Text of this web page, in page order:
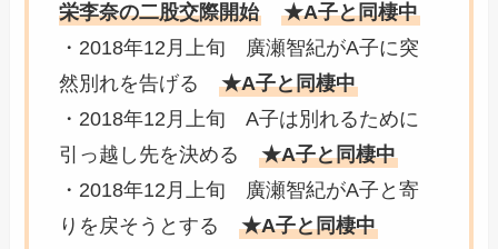
栄李奈の二股交際開始
★A子と同棲中
・2018年12月上旬 廣瀬智紀がA子に突
然別れを告げる★A子と同棲中
・2018年12月上旬 A子は別れるために
引っ越し先を決める★A子と同棲中
・ 2018年12月上旬 廣瀬智紀がA子と寄
りを戻そうとする★A子と同棲中